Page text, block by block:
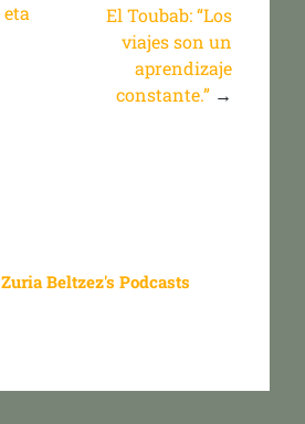
El Toubab: “Los
viajes son un
aprendizaje
constante.” →
Beltzez's Podcasts